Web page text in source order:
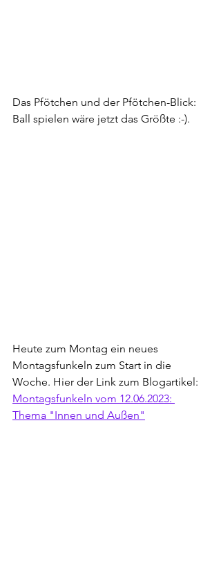
Das Pfötchen und der Pfötchen-Blick:
Ball spielen wäre jetzt das Größte :-).
Heute zum Montag ein neues
Montagsfunkeln zum Start in die
Woche. Hier der Link zum Blogartikel:
Montagsfunkeln vom 12.06.2023:
Thema "Innen und Außen"